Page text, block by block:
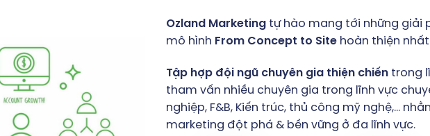
Ozland Marketing tự hào mang tới những giải
mô hình From Concept to Site hoàn thiện
Tập hợp đội ngũ chuyên gia thiện chiến trong
tham vấn nhiều chuyên gia trong lĩnh vực
nghiệp, F&B, Kiến trúc, thủ công mỹ nghệ,…
marketing đột phá & bền vững ở đa lĩnh vực.